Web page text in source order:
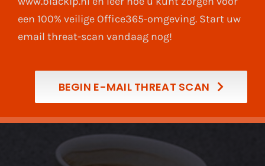
een 100% veilige Office365-omgeving. Start uw
email threat-scan vandaag nog!
BEGIN E-MAIL THREAT SCAN